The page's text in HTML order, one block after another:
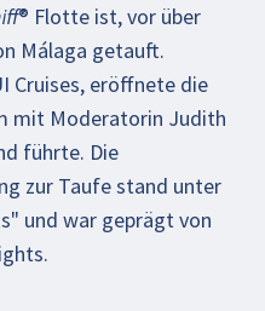
® Flotte ist, vor über
Málaga getauft.
Cruises, eröffnete die
mit Moderatorin Judith
führte. Die
zur Taufe stand unter
und war geprägt von